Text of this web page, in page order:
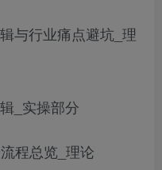
与行业痛点避坑_理
_实操部分
程总览_理论